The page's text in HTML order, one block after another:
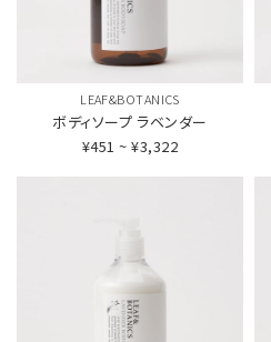
LEAF&BOTANICS
ボディソープ ラベンダー
¥451 ~ ¥3,322